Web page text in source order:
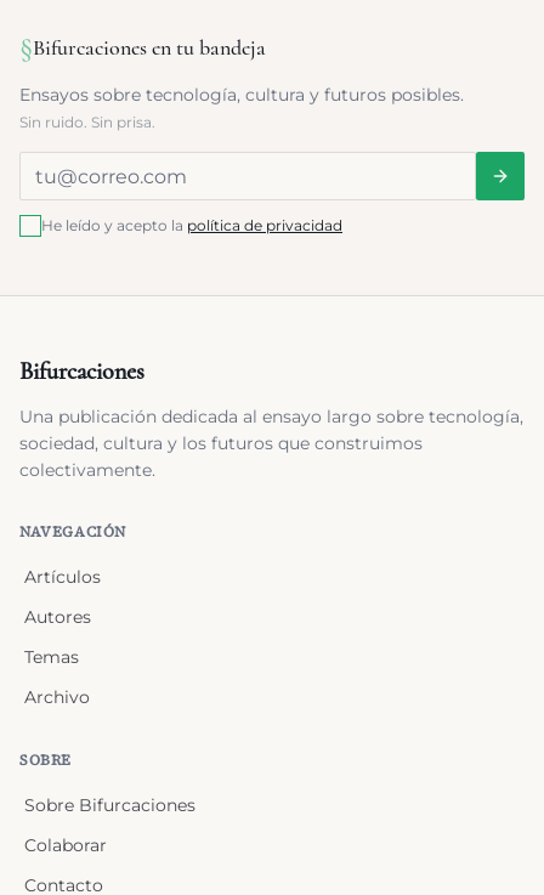
§Bifurcaciones en tu bandeja
Ensayos sobre tecnología, cultura y futuros posibles.
Sin ruido. Sin prisa.
He leído y acepto la política de privacidad
Bifurcaciones
Una publicación dedicada al ensayo largo sobre tecnología,
sociedad, cultura y los futuros que construimos
colectivamente.
NAVEGACIÓN
Artículos
Autores
Temas
Archivo
SOBRE
Sobre Bifurcaciones
Colaborar
Contacto